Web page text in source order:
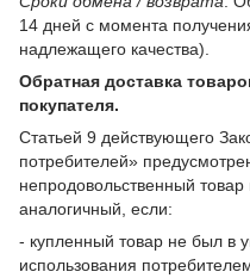
14 дней с момента
надлежащего качества).
Обратная доставка
покупателя.
Статьей 9 действующего
потребителей»
непродовольственный
аналогичный, если:
- купленный товар не был в
использования